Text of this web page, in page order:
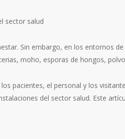
sector salud
Sin embargo, en los entornos
moho, esporas de hongos,
pacientes, el personal y los
del sector salud. Este